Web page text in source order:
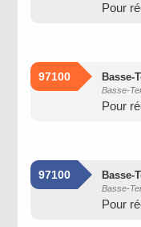
Pour
97100 Basse-
Basse-
Pour
97100 Basse-
Basse-
Pour